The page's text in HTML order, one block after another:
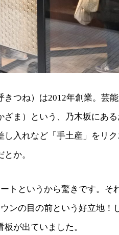
つね）は2012年創業。芸
ま）という、乃木坂にあ
入れなど「手土産」をリ
か。
トというから驚きです。そ
ンの目の前という好立地！
が出ていました。